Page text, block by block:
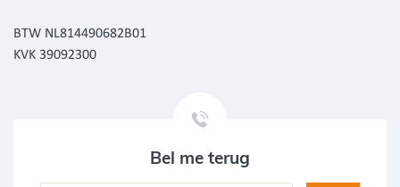
BTW NL814490682B01
KVK 39092300
Bel me terug